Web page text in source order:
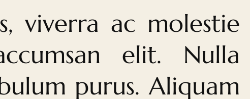
viverra ac molestie
elit. Nulla
purus. Aliquam